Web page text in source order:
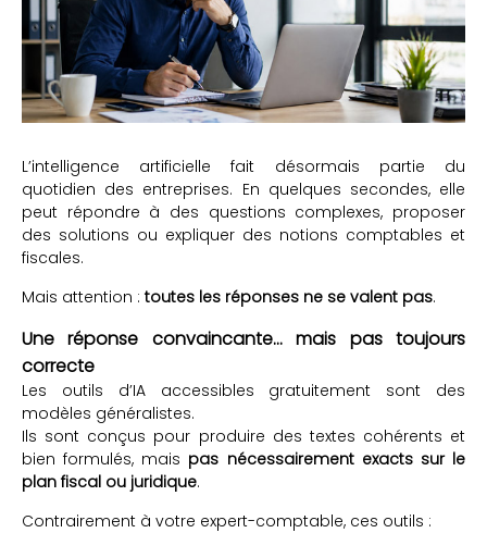
L’intelligence artificielle fait désormais partie du
quotidien des entreprises. En quelques secondes, elle
peut répondre à des questions complexes, proposer
des solutions ou expliquer des notions comptables et
fiscales.
Mais attention : toutes les réponses ne se valent pas.
Une réponse convaincante… mais pas toujours
correcte
Les outils d’IA accessibles gratuitement sont des
modèles généralistes.
Ils sont conçus pour produire des textes cohérents et
bien formulés, mais pas nécessairement exacts sur le
plan fiscal ou juridique.
Contrairement à votre expert-comptable, ces outils :